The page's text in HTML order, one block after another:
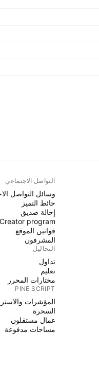
التواصل الاجتماعي
وسائل التواصل
حائط التميز
إحالة صديق
Creator program
قوانين الموقع
المشرفون
التحاليل
تداول
تعليم
مختارات المحرر
PINE SCRIPT
المؤشرات
السحرة
عمال مستقلون
مساحات مدفوعة